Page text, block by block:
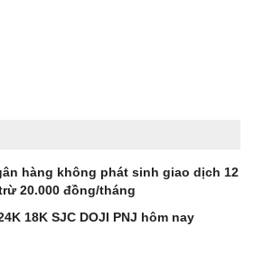
hàng không phát sinh giao dịch 12
20.000 đồng/tháng
18K SJC DOJI PNJ hôm nay